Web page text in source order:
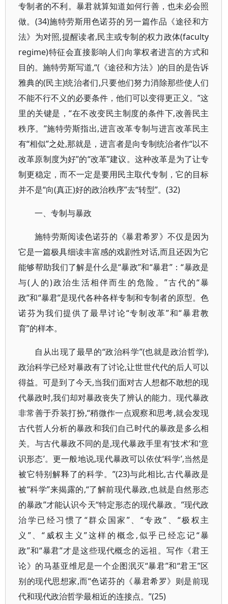
专制者的不利。暴君就算知道如何行善，也未必会照
做。(34)施特劳斯用色诺芬的另一篇作品《途径和方
法》为对照,提醒读者,民主或专制的权力政体(faculty
regime)特征会直接影响人们向掌权者进言的方式和
目的。施特劳斯写道,“(《途径和方法》)的目的是告诉
雅典的(民主)统治者们,只要他们努力消除那些使人们
不能不行不义的必要条件，他们可以变得更正义。”这
里的关键是，“在不改变民主制度的条件下,改善民主
秩序。”施特劳斯指出,进言改革专制与进言改革民主
有“相似”之处,那就是，进言者是向专制统治者作“以不
改革原制度为好”的“改革”建议。这种改革是为了让专
制更稳定，而不一定是要用民主取代专制，它的目标
并不是“向(真正)好的政治秩序”去“转型”。(32)
一、专制与暴政
施特劳斯阅读色诺芬的《暴君希罗》不仅是因为
它是一篇极具细读丰富感的戏剧性对话,而且还因为它
能够帮助我们了解是什么是“暴政”和“暴君”：“暴政是
与(人的)政治生活相伴而生的危险。”古代的“暴
政”和“暴君”是现代各种各样专制和专制者的原型。色
诺芬为我们提供了最早讨论“专制改革”和“暴君教
育”的样本。
自从出现了最早的“政治科学”(也就是政治哲学),
政治科学已经对暴政有了讨论,让世世代代的后人可以
得益。可是到了今天,当我们面对古人想都不敢想的现
代暴政时,我们却对暴政丧失了辨认的能力。现代暴政
非常善于乔装打扮,“稍微作一点观察和思考,就会发现
古代哲人分析的暴政和我们自己时代的暴政是多么相
关。与古代暴政不同的是,现代暴政手里有‘技术’和‘意
识形态’。更一般地说,现代暴政可以依仗‘科学’,当然是
被它特别解释了的科学。”(23)与此相比,古代暴政是
被“科学”来揭露的,“了解前现代暴政,也就是自然形态
的暴政”才能认识今天“特定形态的现代暴政。”现代政
治学已经习惯了“群众国家”、“专政”、“极权主
义”、“威权主义”这样的概念,似乎已经忘记“暴
政”和“暴君”才是这些现代概念的远祖。写作《君王
论》的马基亚维尼是一个企图泯灭“暴君”和“君王”区
别的现代思想家,而“色诺芬的《暴君希罗》则是前现
代和现代政治哲学最相近的连接点。”(25)